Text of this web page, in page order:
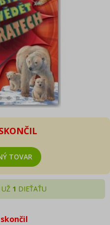
TOVAR
1 DIEŤAŤU